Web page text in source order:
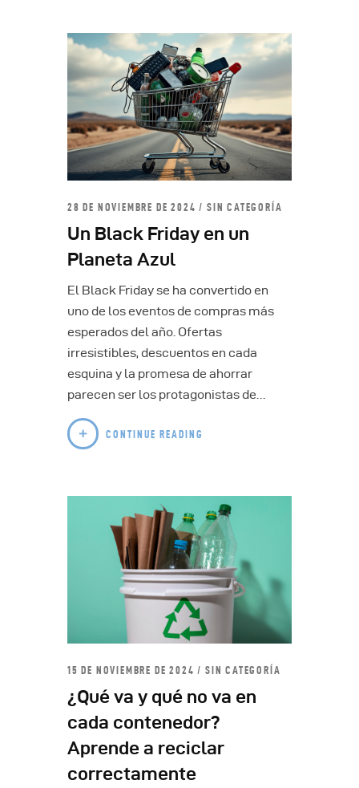
28 DE NOVIEMBRE DE 2024 SIN CATEGORÍA
Un Black Friday en un
Planeta Azul
El Black Friday se ha convertido en
uno de los eventos de compras más
esperados del año. Ofertas
irresistibles, descuentos en cada
esquina y la promesa de ahorrar
parecen ser los protagonistas de…
CONTINUE READING
15 DE NOVIEMBRE DE 2024 SIN CATEGORÍA
¿Qué va y qué no va en
cada contenedor?
Aprende a reciclar
correctamente